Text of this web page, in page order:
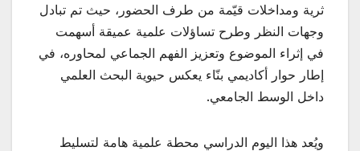
ثرية ومداخلات قيّمة من طرف الحضور، حيث تم تبادل
وجهات النظر وطرح تساؤلات علمية عميقة أسهمت
في إثراء الموضوع وتعزيز الفهم الجماعي لمحاوره، في
إطار حوار أكاديمي بنّاء يعكس حيوية البحث العلمي
داخل الوسط الجامعي.
ويُعد هذا اليوم الدراسي محطة علمية هامة لتسليط